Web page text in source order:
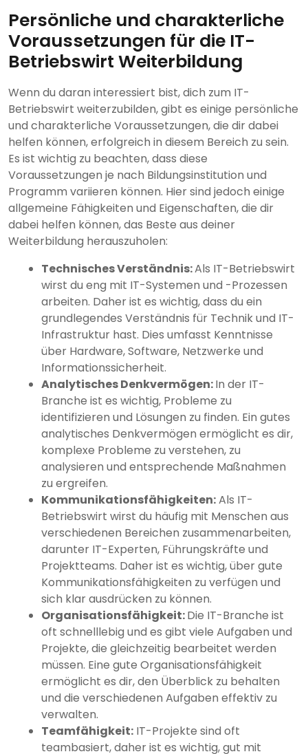
Persönliche und charakterliche
Voraussetzungen für die IT-
Betriebswirt Weiterbildung
Wenn du daran interessiert bist, dich zum IT-
Betriebswirt weiterzubilden, gibt es einige persönliche
und charakterliche Voraussetzungen, die dir dabei
helfen können, erfolgreich in diesem Bereich zu sein.
Es ist wichtig zu beachten, dass diese
Voraussetzungen je nach Bildungsinstitution und
Programm variieren können. Hier sind jedoch einige
allgemeine Fähigkeiten und Eigenschaften, die dir
dabei helfen können, das Beste aus deiner
Weiterbildung herauszuholen:
Technisches Verständnis:Als IT-Betriebswirt
wirst du eng mit IT-Systemen und -Prozessen
arbeiten. Daher ist es wichtig, dass du ein
grundlegendes Verständnis für Technik und IT-
Infrastruktur hast. Dies umfasst Kenntnisse
über Hardware, Software, Netzwerke und
Informationssicherheit.
Analytisches Denkvermögen:In der IT-
Branche ist es wichtig, Probleme zu
identifizieren und Lösungen zu finden. Ein gutes
analytisches Denkvermögen ermöglicht es dir,
komplexe Probleme zu verstehen, zu
analysieren und entsprechende Maßnahmen
zu ergreifen.
Kommunikationsfähigkeiten:Als IT-
Betriebswirt wirst du häufig mit Menschen aus
verschiedenen Bereichen zusammenarbeiten,
darunter IT-Experten, Führungskräfte und
Projektteams. Daher ist es wichtig, über gute
Kommunikationsfähigkeiten zu verfügen und
sich klar ausdrücken zu können.
Organisationsfähigkeit:Die IT-Branche ist
oft schnelllebig und es gibt viele Aufgaben und
Projekte, die gleichzeitig bearbeitet werden
müssen. Eine gute Organisationsfähigkeit
ermöglicht es dir, den Überblick zu behalten
und die verschiedenen Aufgaben effektiv zu
verwalten.
Teamfähigkeit: IT-Projekte sind oft
teambasiert, daher ist es wichtig, gut mit